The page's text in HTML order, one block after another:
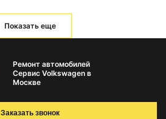
Показать еще
Ремонт автомобилей
Сервис Volkswagen в
Москве
Заказать звонок